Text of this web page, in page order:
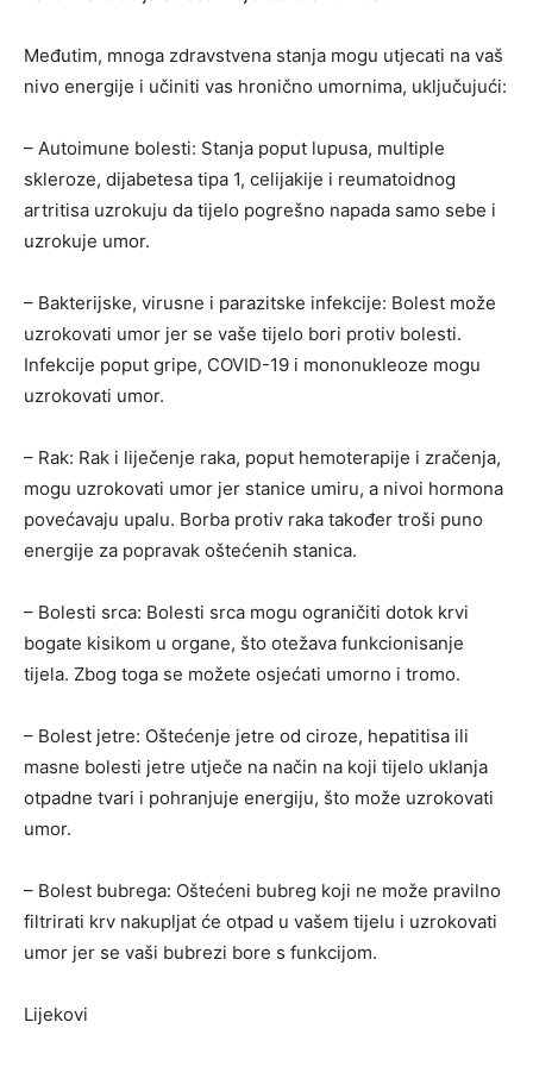
Međutim, mnoga zdravstvena stanja mogu utjecati na vaš
nivo energije i učiniti vas hronično umornima, uključujući:
– Autoimune bolesti: Stanja poput lupusa, multiple
skleroze, dijabetesa tipa 1, celijakije i reumatoidnog
artritisa uzrokuju da tijelo pogrešno napada samo sebe i
uzrokuje umor.
– Bakterijske, virusne i parazitske infekcije: Bolest može
uzrokovati umor jer se vaše tijelo bori protiv bolesti.
Infekcije poput gripe, COVID-19 i mononukleoze mogu
uzrokovati umor.
– Rak: Rak i liječenje raka, poput hemoterapije i zračenja,
mogu uzrokovati umor jer stanice umiru, a nivoi hormona
povećavaju upalu. Borba protiv raka također troši puno
energije za popravak oštećenih stanica.
– Bolesti srca: Bolesti srca mogu ograničiti dotok krvi
bogate kisikom u organe, što otežava funkcionisanje
tijela. Zbog toga se možete osjećati umorno i tromo.
– Bolest jetre: Oštećenje jetre od ciroze, hepatitisa ili
masne bolesti jetre utječe na način na koji tijelo uklanja
otpadne tvari i pohranjuje energiju, što može uzrokovati
umor.
– Bolest bubrega: Oštećeni bubreg koji ne može pravilno
filtrirati krv nakupljat će otpad u vašem tijelu i uzrokovati
umor jer se vaši bubrezi bore s funkcijom.
Lijekovi